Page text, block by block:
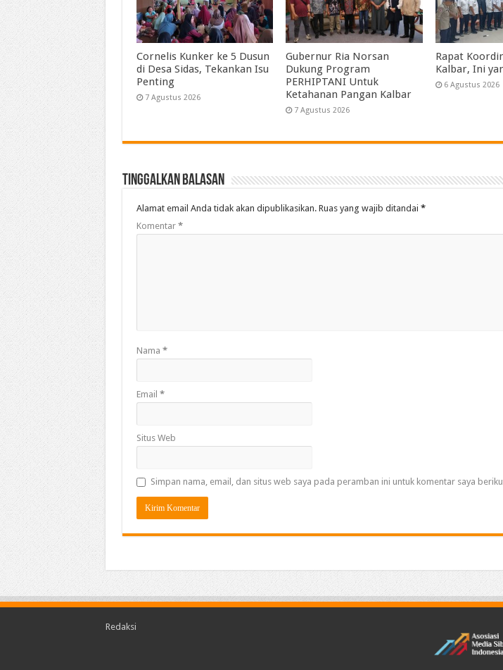
Cornelis Kunker ke 5 Dusun
di Desa Sidas, Tekankan Isu
Penting
7 Agustus 2026
Gubernur Ria Norsan
Dukung Program
PERHIPTANI Untuk
Ketahanan Pangan Kalbar
7 Agustus 2026
Rapat
Kalbar, Ini
6 Agustus 2026
Tinggalkan Balasan
Alamat email Anda tidak akan dipublikasikan. Ruas yang wajib ditandai *
Komentar *
Nama *
Email *
Situs Web
Simpan nama, email, dan situs web saya pada peramban ini untuk komentar saya
Redaksi